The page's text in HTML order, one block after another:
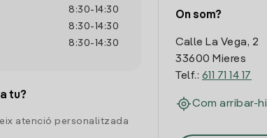
8:30- 14:30
8:30- 14:30
8:30- 14:30
tu?
atenció personalitzada
On som?
Calle La Vega, 2
33600 Mieres
Telf.: 611 71 14 17
Com arribar-hi